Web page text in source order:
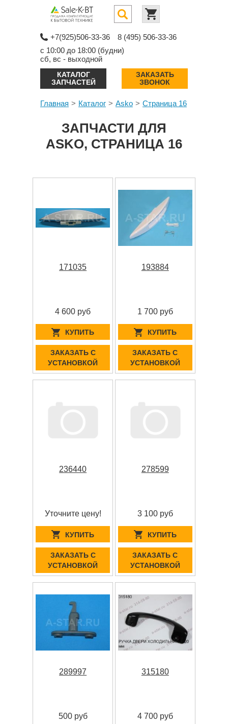
+7(925)506-33-36
8 (495) 506-33-36
с 10:00 до 18:00 (будни)
сб, вс - выходной
КАТАЛОГ
ЗАПЧАСТЕЙ
ЗАКАЗАТЬ
ЗВОНОК
Главная Каталог Asko Страница 16
ЗАПЧАСТИ ДЛЯ
ASKO, СТРАНИЦА 16
171035
4 600 руб
КУПИТЬ
ЗАКАЗАТЬ С
УСТАНОВКОЙ
193884
1 700 руб
КУПИТЬ
ЗАКАЗАТЬ С
УСТАНОВКОЙ
236440
Уточните цену!
КУПИТЬ
ЗАКАЗАТЬ С
УСТАНОВКОЙ
278599
3 100 руб
КУПИТЬ
ЗАКАЗАТЬ С
УСТАНОВКОЙ
289997
500 руб
315180
4 700 руб